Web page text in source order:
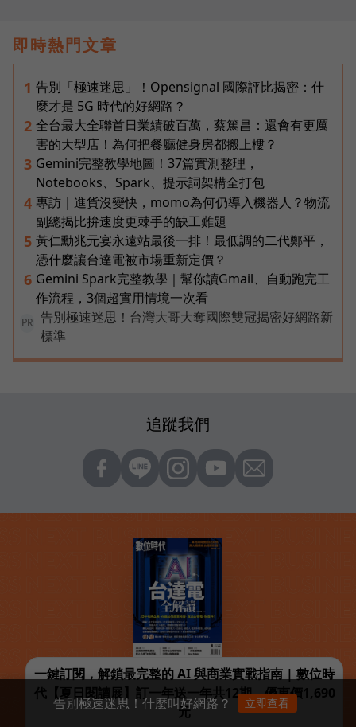
即時熱門文章
1 告別「極速迷思」！Opensignal 國際評比揭密：什
麼才是 5G 時代的好網路？
2 全台最大全聯首日業績破百萬，蔡篤昌：還會有更厲
害的大型店！為何把餐廳健身房都搬上樓？
3 Gemini完整教學地圖！37篇實測整理，
Notebooks、Spark、提示詞架構全打包
4 專訪｜進貨沒變快，momo為何仍導入機器人？物流
副總揭比拚速度更棘手的缺工難題
5 黃仁勳兆元宴永遠站最後一排！最低調的二代鄭平，
憑什麼讓台達電被市場重新定價？
6 Gemini Spark完整教學｜幫你讀Gmail、自動跑完工
作流程，3個超實用情境一次看
PR
告別極速迷思！台灣大哥大奪國際雙冠揭密好網路新
標準
追蹤我們
一鍵訂閱，解鎖最完整的 AI 與商業實戰指南 | 數位時
代【夏日閱讀展】訂一年送一年共12期，優惠價1,690
元
告別極速迷思！什麼叫好網路？ 立即查看